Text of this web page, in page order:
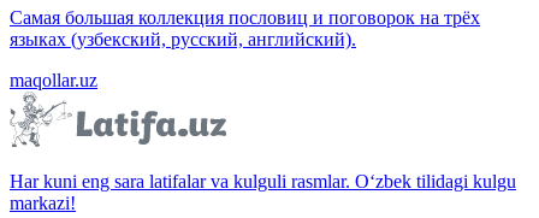
Самая большая коллекция пословиц и поговорок на трёх
языках (узбекский, русский, английский).
maqollar.uz
Har kuni eng sara latifalar va kulguli rasmlar. O‘zbek tilidagi kulgu
markazi!